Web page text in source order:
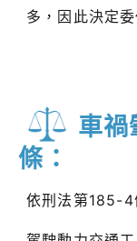
多，因此決定
車禍
條：
依刑法第185-4